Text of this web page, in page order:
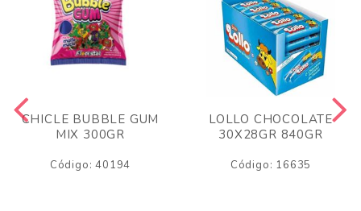
CHICLE BUBBLE GUM
MIX 300GR
Código: 40194
LOLLO CHOCOLATE
30X28GR 840GR
Código: 16635